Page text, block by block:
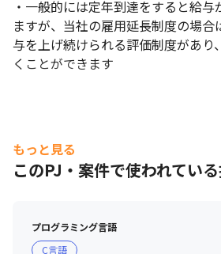
・一般的には定年到達をすると給
ますが、当社の雇用延長制度の場
与を上げ続けられる評価制度があり
くことができます
もっと見る
このPJ・案件で使われてい
プログラミング言語
C言語